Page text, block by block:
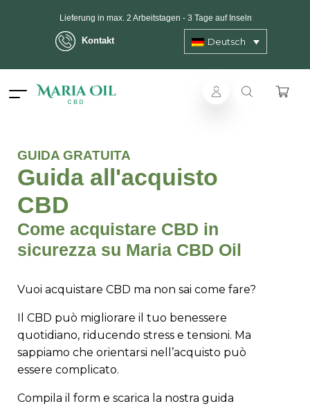
Kontakt
Lieferung in max. 2 Arbeitstagen - 3 Tage auf Inseln
ANONYMER Versand
Deutsch
GUIDA GRATUITA
Guida all'acquisto
CBD
Come acquistare CBD in
sicurezza su Maria CBD Oil
Vuoi acquistare CBD ma non sai come fare?
Il CBD può migliorare il tuo benessere
quotidiano, riducendo stress e tensioni. Ma
sappiamo che orientarsi nell’acquisto può
essere complicato.
Compila il form e scarica la nostra guida